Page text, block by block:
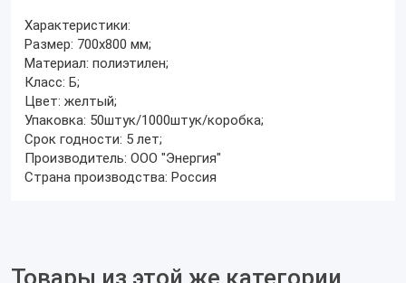
Характеристики:
Размер: 700х800 мм;
Материал: полиэтилен;
Класс: Б;
Цвет: желтый;
Упаковка: 50штук/1000штук/коробка;
Срок годности: 5 лет;
Производитель: ООО "Энергия"
Страна производства: Россия
Товары из этой же категории